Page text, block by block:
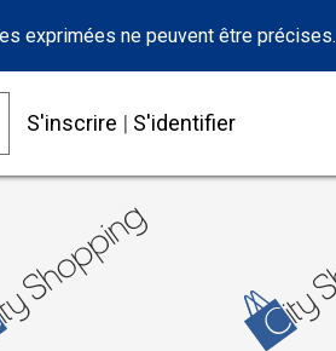
exprimées ne peuvent être précises.
S'inscrire | S'identifier